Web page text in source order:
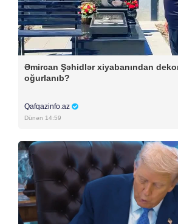
Əmircan Şəhidlər xiyabanından
oğurlanıb?
Qafqazinfo.az
Dünən 14:59